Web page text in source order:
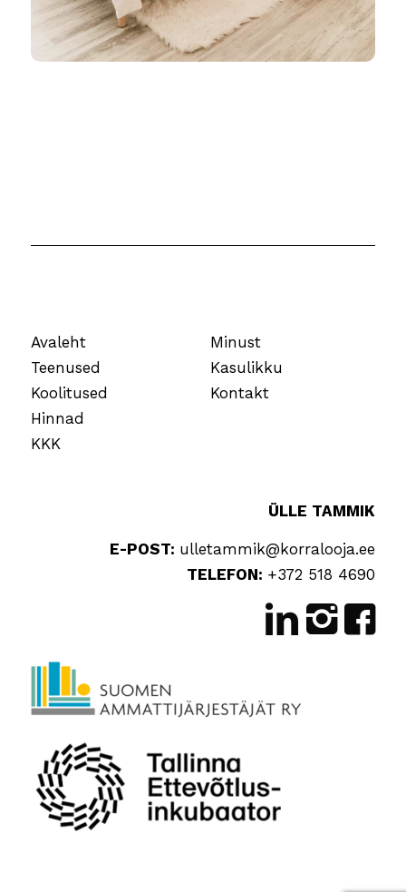
Avaleht
Teenused
Koolitused
Hinnad
KKK
Minust
Kasulikku
Kontakt
ÜLLE TAMMIK
E-POST: ulletammik@korralooja.ee
TELEFON: +372 518 4690